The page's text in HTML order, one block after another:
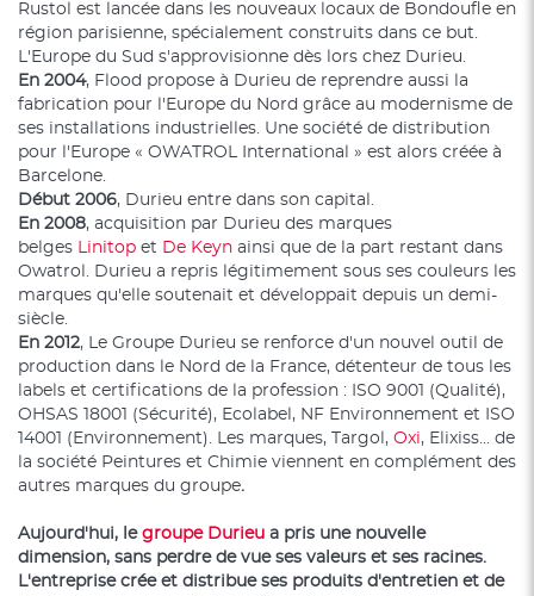
Rustol est lancée dans les nouveaux locaux de Bondoufle en
région parisienne, spécialement construits dans ce but.
L'Europe du Sud s'approvisionne dès lors chez Durieu.
En 2004, Flood propose à Durieu de reprendre aussi la
fabrication pour l'Europe du Nord grâce au modernisme de
ses installations industrielles. Une société de distribution
pour l'Europe « OWATROL International » est alors créée à
Barcelone.
Début 2006, Durieu entre dans son capital.
En 2008, acquisition par Durieu des marques
belges Linitop et De Keyn ainsi que de la part restant dans
Owatrol. Durieu a repris légitimement sous ses couleurs les
marques qu'elle soutenait et développait depuis un demi-
siècle.
En 2012, Le Groupe Durieu se renforce d'un nouvel outil de
production dans le Nord de la France, détenteur de tous les
labels et certifications de la profession : ISO 9001 (Qualité),
OHSAS 18001 (Sécurité), Ecolabel, NF Environnement et ISO
14001 (Environnement). Les marques, Targol, Oxi, Elixiss... de
la société Peintures et Chimie viennent en complément des
autres marques du groupe.
Aujourd'hui, le groupe Durieu a pris une nouvelle
dimension, sans perdre de vue ses valeurs et ses racines.
L'entreprise crée et distribue ses produits d'entretien et de